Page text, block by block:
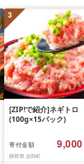
3
[ZIP!で紹介]ネギトロ
(100g×15パック)
寄付金額 9,000
静岡県 吉田町